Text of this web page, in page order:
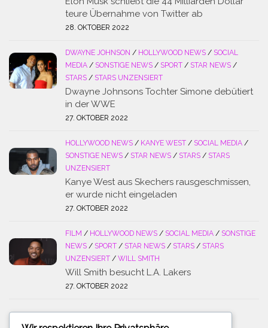
teure Übernahme von Twitter ab
28. OKTOBER 2022
DWAYNE JOHNSON / HOLLYWOOD NEWS / SOCIAL
MEDIA / SONSTIGE NEWS / SPORT / STAR NEWS /
STARS / STARS UNZENSIERT
Dwayne Johnsons Tochter Simone debütiert
in der WWE
27. OKTOBER 2022
HOLLYWOOD NEWS / KANYE WEST / SOCIAL MEDIA /
SONSTIGE NEWS / STAR NEWS / STARS / STARS
UNZENSIERT
Kanye West aus Skechers rausgeschmissen,
er wurde nicht eingeladen
27. OKTOBER 2022
FILM / HOLLYWOOD NEWS / SOCIAL MEDIA / SONSTIGE
NEWS / SPORT / STAR NEWS / STARS / STARS
UNZENSIERT / WILL SMITH
Will Smith besucht L.A. Lakers
27. OKTOBER 2022